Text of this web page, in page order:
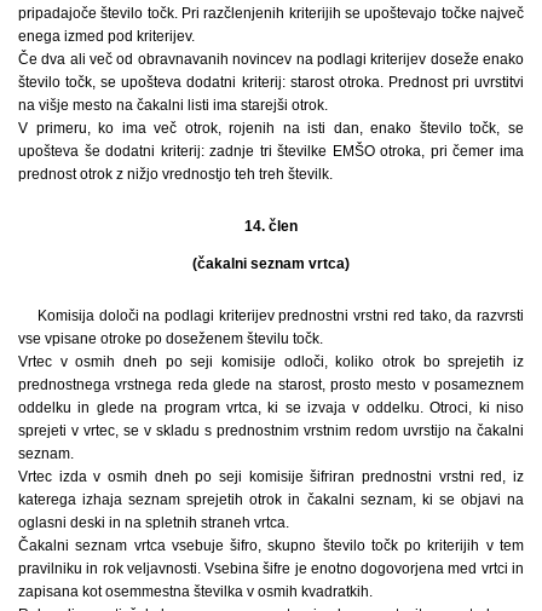
pripadajoče število točk. Pri razčlenjenih kriterijih se upoštevajo točke največ
enega izmed pod kriterijev.
Če dva ali več od obravnavanih novincev na podlagi kriterijev doseže enako
število točk, se upošteva dodatni kriterij: starost otroka. Prednost pri uvrstitvi
na višje mesto na čakalni listi ima starejši otrok.
V primeru, ko ima več otrok, rojenih na isti dan, enako število točk, se
upošteva še dodatni kriterij: zadnje tri številke EMŠO otroka, pri čemer ima
prednost otrok z nižjo vrednostjo teh treh številk.
14. člen
(čakalni seznam vrtca)
Komisija določi na podlagi kriterijev prednostni vrstni red tako, da razvrsti
vse vpisane otroke po doseženem številu točk.
Vrtec v osmih dneh po seji komisije odloči, koliko otrok bo sprejetih iz
prednostnega vrstnega reda glede na starost, prosto mesto v posameznem
oddelku in glede na program vrtca, ki se izvaja v oddelku. Otroci, ki niso
sprejeti v vrtec, se v skladu s prednostnim vrstnim redom uvrstijo na čakalni
seznam.
Vrtec izda v osmih dneh po seji komisije šifriran prednostni vrstni red, iz
katerega izhaja seznam sprejetih otrok in čakalni seznam, ki se objavi na
oglasni deski in na spletnih straneh vrtca.
Čakalni seznam vrtca vsebuje šifro, skupno število točk po kriterijih v tem
pravilniku in rok veljavnosti. Vsebina šifre je enotno dogovorjena med vrtci in
zapisana kot osemmestna številka v osmih kvadratkih.